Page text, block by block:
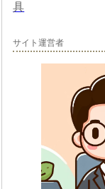
具
サイト運営者